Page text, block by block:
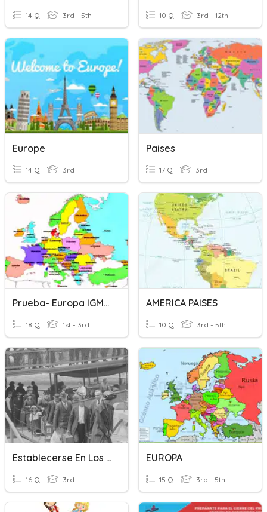
14 Q 3rd - 5th 10 Q 3rd - 12th
Europe
14 Q 3rd
Paises
17 Q 3rd
Prueba- Europa IGMZR
18 Q 1st - 3rd
AMERICA PAISES
10 Q 3rd - 5th
Establecerse En Los Estados Unidos
16 Q 3rd
EUROPA
15 Q 3rd - 5th